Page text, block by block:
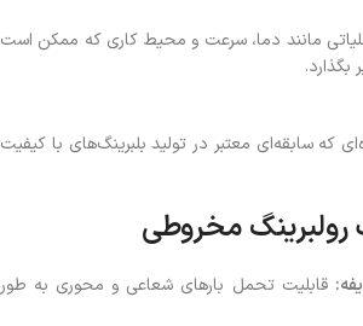
مانند دما، سرعت و محیط کاری که ممکن است
بگذارد.
که سابقه‌ای معتبر در تولید بلبرینگ‌های با کیفیت
مخروطی
قابلیت تحمل بارهای شعاعی و محوری به طور